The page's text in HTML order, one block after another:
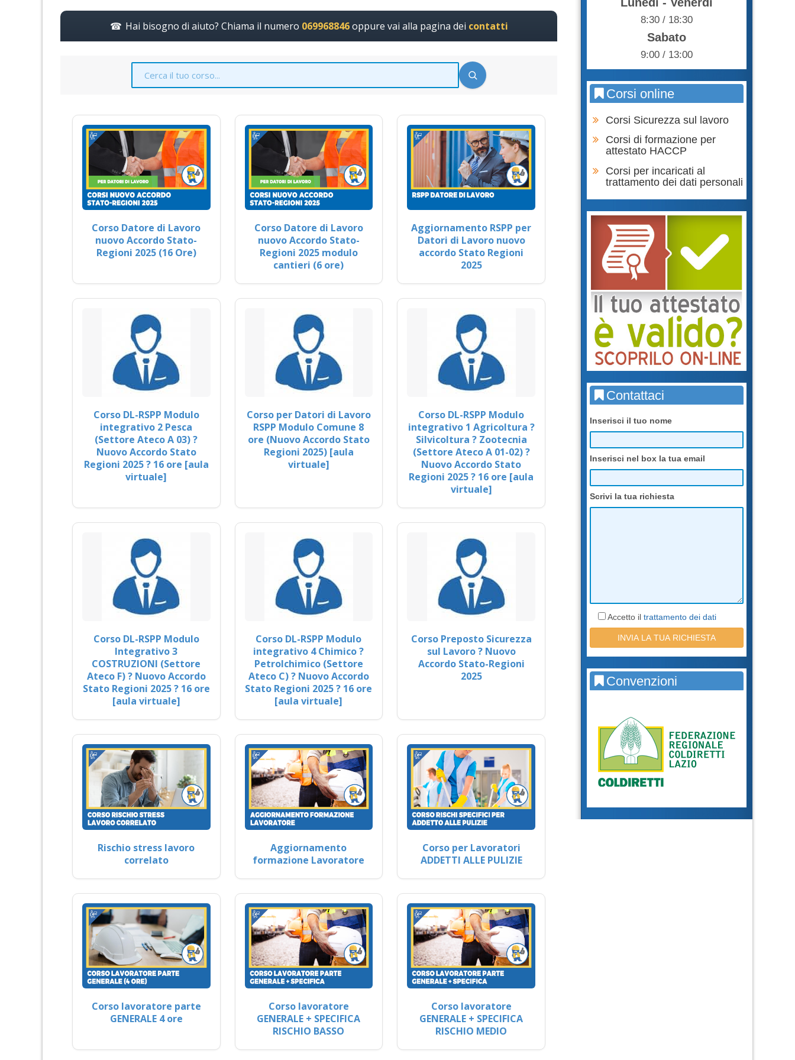
Hai bisogno di aiuto? Chiama il numero 069968846oppure vai alla pagina dei contatti
Corso Datore di Lavoro
nuovo Accordo Stato-
Regioni 2025 (16 Ore)
Corso Datore di Lavoro
nuovo Accordo Stato-
Regioni 2025 modulo
cantieri (6 ore)
Aggiornamento RSPP per
Datori di Lavoro nuovo
accordo Stato Regioni
2025
Corso DL-RSPP Modulo
integrativo 2 Pesca
(Settore Ateco A 03) ?
Nuovo Accordo Stato
Regioni 2025 ? 16 ore [aula
virtuale]
Corso per Datori di Lavoro
RSPP Modulo Comune 8
ore (Nuovo Accordo Stato
Regioni 2025) [aula
virtuale]
Corso DL-RSPP Modulo
integrativo 1 Agricoltura ?
Silvicoltura ? Zootecnia
(Settore Ateco A 01-02) ?
Nuovo Accordo Stato
Regioni 2025 ? 16 ore [aula
virtuale]
Corso DL-RSPP Modulo
Integrativo 3
COSTRUZIONI (Settore
Ateco F) ? Nuovo Accordo
Stato Regioni 2025 ? 16 ore
[aula virtuale]
Corso DL-RSPP Modulo
integrativo 4 Chimico ?
Petrolchimico (Settore
Ateco C) ? Nuovo Accordo
Stato Regioni 2025 ? 16 ore
[aula virtuale]
Corso Preposto Sicurezza
sul Lavoro ? Nuovo
Accordo Stato-Regioni
2025
Rischio stress lavoro
correlato
Aggiornamento
formazione Lavoratore
Corso per Lavoratori
ADDETTI ALLE PULIZIE
Corso lavoratore parte
GENERALE 4 ore
Corso lavoratore
GENERALE + SPECIFICA
RISCHIO BASSO
Corso lavoratore
GENERALE + SPECIFICA
RISCHIO MEDIO
8:30 / 18:30
Sabato
9:00 / 13:00
Corsi online
Corsi Sicurezza sul lavoro
Corsi di formazione per
attestato HACCP
Corsi per incaricati al
trattamento dei dati personali
Contattaci
Inserisci il tuo nome
Inserisci nel box la tua email
Scrivi la tua richiesta
Accetto il trattamento dei dati
Convenzioni